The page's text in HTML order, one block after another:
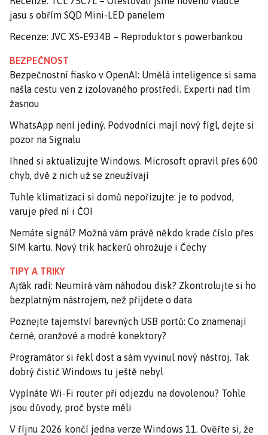
jasu s obřím SQD Mini-LED panelem
Recenze: JVC XS-E934B – Reproduktor s powerbankou
BEZPEČNOST
Bezpečnostní fiasko v OpenAI: Umělá inteligence si sama
našla cestu ven z izolovaného prostředí. Experti nad tím
žasnou
WhatsApp není jediný. Podvodníci mají nový fígl, dejte si
pozor na Signalu
Ihned si aktualizujte Windows. Microsoft opravil přes 600
chyb, dvě z nich už se zneužívají
Tuhle klimatizaci si domů nepořizujte: je to podvod,
varuje před ní i ČOI
Nemáte signál? Možná vám právě někdo krade číslo přes
SIM kartu. Nový trik hackerů ohrožuje i Čechy
TIPY A TRIKY
Ajťák radí: Neumírá vám náhodou disk? Zkontrolujte si ho
bezplatným nástrojem, než přijdete o data
Poznejte tajemství barevných USB portů: Co znamenají
černé, oranžové a modré konektory?
Programátor si řekl dost a sám vyvinul nový nástroj. Tak
dobrý čistič Windows tu ještě nebyl
Vypínáte Wi-Fi router při odjezdu na dovolenou? Tohle
jsou důvody, proč byste měli
V říjnu 2026 končí jedna verze Windows 11. Ověřte si, že